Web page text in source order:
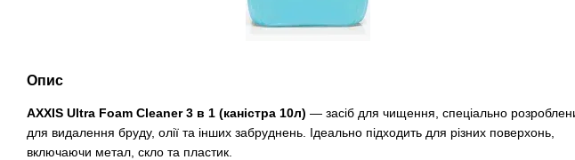
Опис
AXXIS Ultra Foam Cleaner 3 в 1 (каністра 10л) — засіб для чищення, спеціально
для видалення бруду, олії та інших забруднень. Ідеально підходить для різних поверхонь,
включаючи метал, скло та пластик.